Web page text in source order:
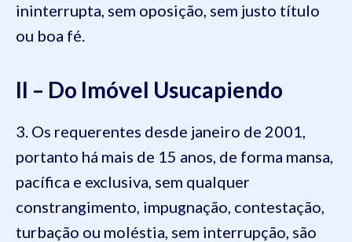
ininterrupta, sem oposição, sem justo título
ou boa fé.
II – Do Imóvel Usucapiendo
3. Os requerentes desde janeiro de 2001,
portanto há mais de 15 anos, de forma mansa,
pacífica e exclusiva, sem qualquer
constrangimento, impugnação, contestação,
turbação ou moléstia, sem interrupção, são